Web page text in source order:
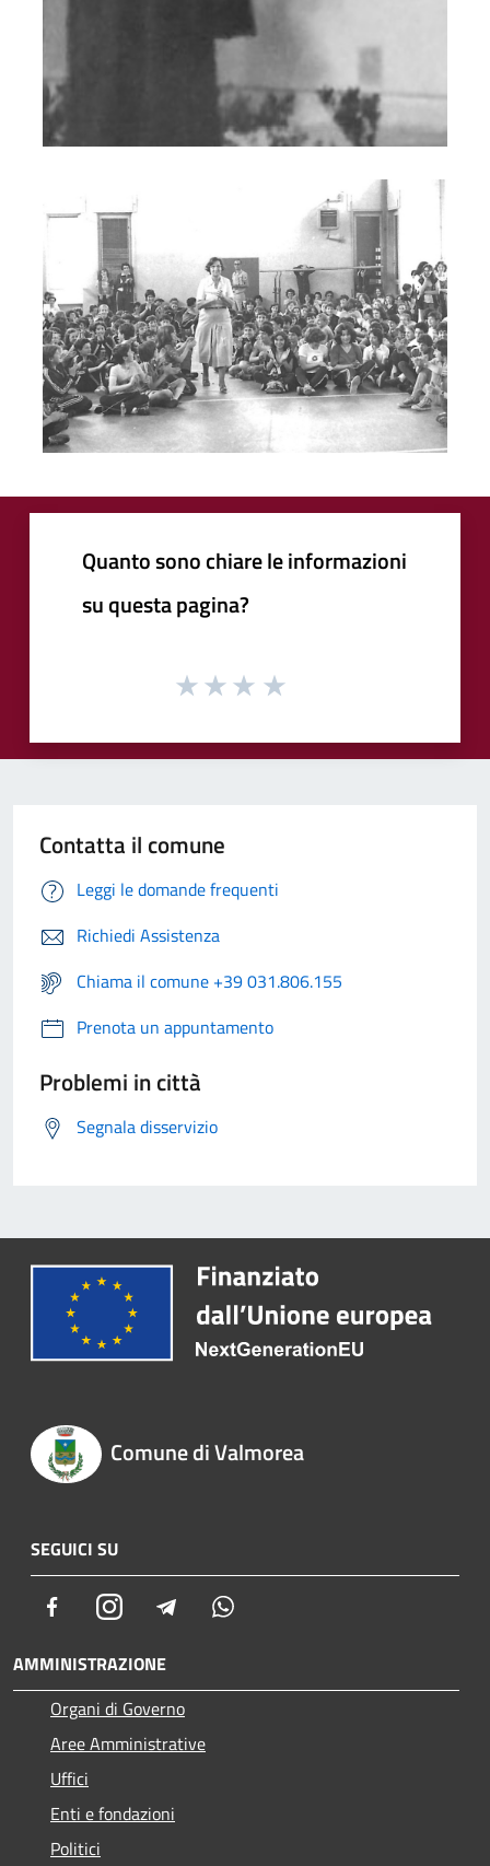
Quanto sono chiare le informazioni
su questa pagina?
Contatta il comune
Leggi le domande frequenti
Richiedi Assistenza
Chiama il comune +39 031.806.155
Prenota un appuntamento
Problemi in città
Segnala disservizio
Comune di Valmorea
SEGUICI SU
FacebookInstagram Telegram
AMMINISTRAZIONE
Organi di Governo
Aree Amministrative
Uffici
Enti e fondazioni
Politici